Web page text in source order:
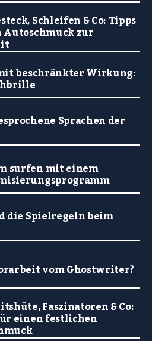
Schleifen & Co: Tipps
zur
beschränkter Wirkung:
Sprachen der
surfen mit einem
die Spielregeln beim
vom Ghostwriter?
Faszinatoren & Co:
einen festlichen